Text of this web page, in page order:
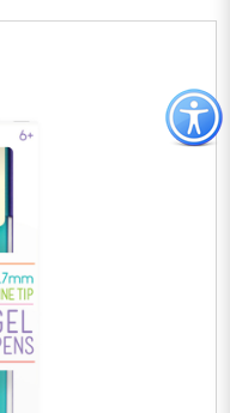
כפתור
לפתיחת
תפריט
נגישות